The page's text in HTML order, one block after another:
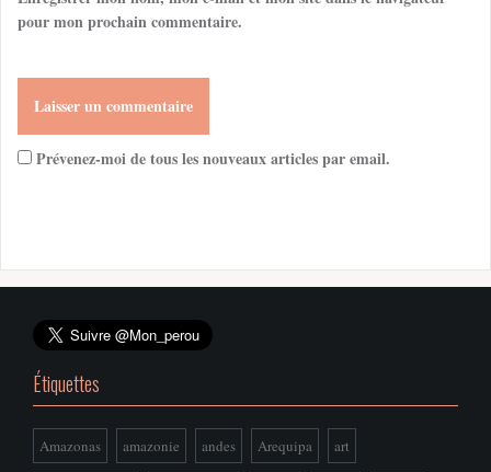
pour mon prochain commentaire.
Prévenez-moi de tous les nouveaux articles par email.
Étiquettes
Amazonas amazonie andes Arequipa art